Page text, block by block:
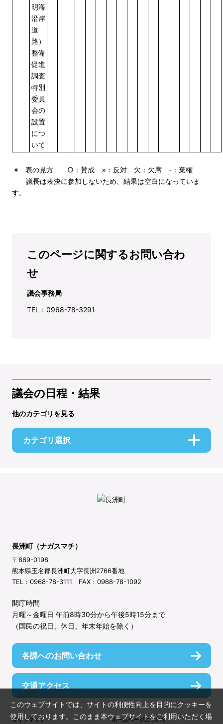
明海
沿岸
道
路）
整備
促進
調査
特別
委員
会の
設置
につ
いて
※ 表の見方 ○：賛成 ×：反対 欠：欠席 -：棄権
議長は表決に参加しないため、結果は空白になっていま
す。
このページに関するお問い合わ
せ
議会事務局
TEL：0968-78-3291
議会の日程・結果
他のカテゴリを見る
カテゴリ選択
長洲町（ナガスマチ）
〒869-0198
熊本県玉名郡長洲町大字長洲2766番地
TEL：0968-78-3111 FAX：0968-78-1092
開庁時間
月曜～金曜日 午前8時30分から午後5時15分まで
（国民の祝日、休日、年末年始を除く）
各課へのお問い合わせ
交通アクセス
サイトマップ ホームページについて
このウェブサイトでは、サイトの利便性向上を目的にクッキーを
使用しております。このまま本ウェブサイトをご利用いただく場